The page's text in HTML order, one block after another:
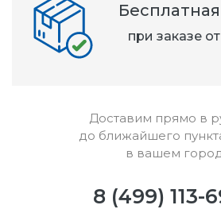
при заказе от
Доставим прямо в
до ближайшего
в вашем
8 (499) 113-